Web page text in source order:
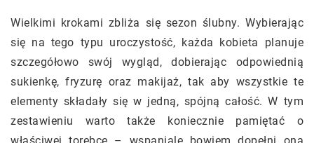
Wielkimi krokami zbliża się sezon ślubny. Wybierając
się na tego typu uroczystość, każda kobieta planuje
szczegółowo swój wygląd, dobierając odpowiednią
sukienkę, fryzurę oraz makijaż, tak aby wszystkie te
elementy składały się w jedną, spójną całość. W tym
zestawieniu warto także koniecznie pamiętać o
właściwej torebce – wspaniale bowiem dopełni ona